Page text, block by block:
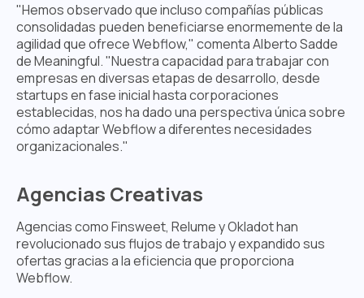
"Hemos observado que incluso compañías públicas
consolidadas pueden beneficiarse enormemente de la
agilidad que ofrece Webflow," comenta Alberto Sadde
de Meaningful. "Nuestra capacidad para trabajar con
empresas en diversas etapas de desarrollo, desde
startups en fase inicial hasta corporaciones
establecidas, nos ha dado una perspectiva única sobre
cómo adaptar Webflow a diferentes necesidades
organizacionales."
Agencias Creativas
Agencias como Finsweet, Relume y Okladot han
revolucionado sus flujos de trabajo y expandido sus
ofertas gracias a la eficiencia que proporciona
Webflow.